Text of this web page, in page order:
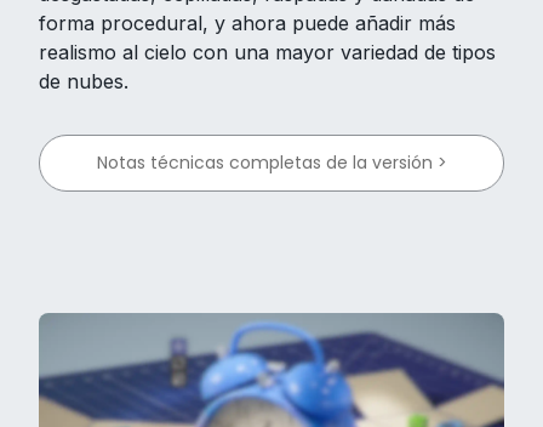
forma procedural, y ahora puede añadir más
realismo al cielo con una mayor variedad de tipos
de nubes.
Notas técnicas completas de la versión >